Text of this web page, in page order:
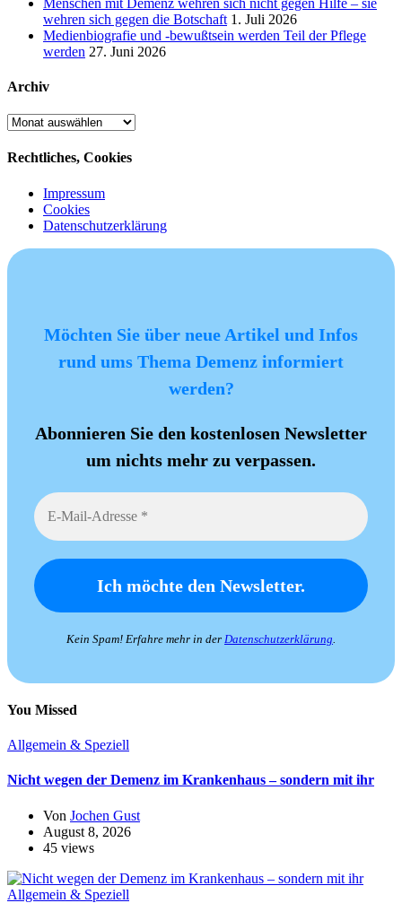
wehren sich gegen die Botschaft 1. Juli 2026
Medienbiografie und -bewußtsein werden Teil der Pflege
werden 27. Juni 2026
Archiv
Archiv
Rechtliches, Cookies
Impressum
Cookies
Datenschutzerklärung
Möchten Sie über neue Artikel und Infos
rund ums Thema Demenz informiert
werden?
Abonnieren Sie den kostenlosen Newsletter
um nichts mehr zu verpassen.
Kein Spam! Erfahre mehr in der Datenschutzerklärung
You Missed
Allgemein & Speziell
Nicht wegen der Demenz im Krankenhaus – sondern mit ihr
Von Jochen Gust
August 8, 2026
45 views
Allgemein & Speziell